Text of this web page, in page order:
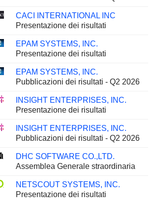
CACI INTERNATIONAL INC
Presentazione dei risultati
EPAM SYSTEMS, INC.
Presentazione dei risultati
EPAM SYSTEMS, INC.
Pubblicazioni dei risultati - Q2 2026
INSIGHT ENTERPRISES, INC.
Presentazione dei risultati
INSIGHT ENTERPRISES, INC.
Pubblicazioni dei risultati - Q2 2026
DHC SOFTWARE CO.,LTD.
Assemblea Generale straordinaria
NETSCOUT SYSTEMS, INC.
Presentazione dei risultati